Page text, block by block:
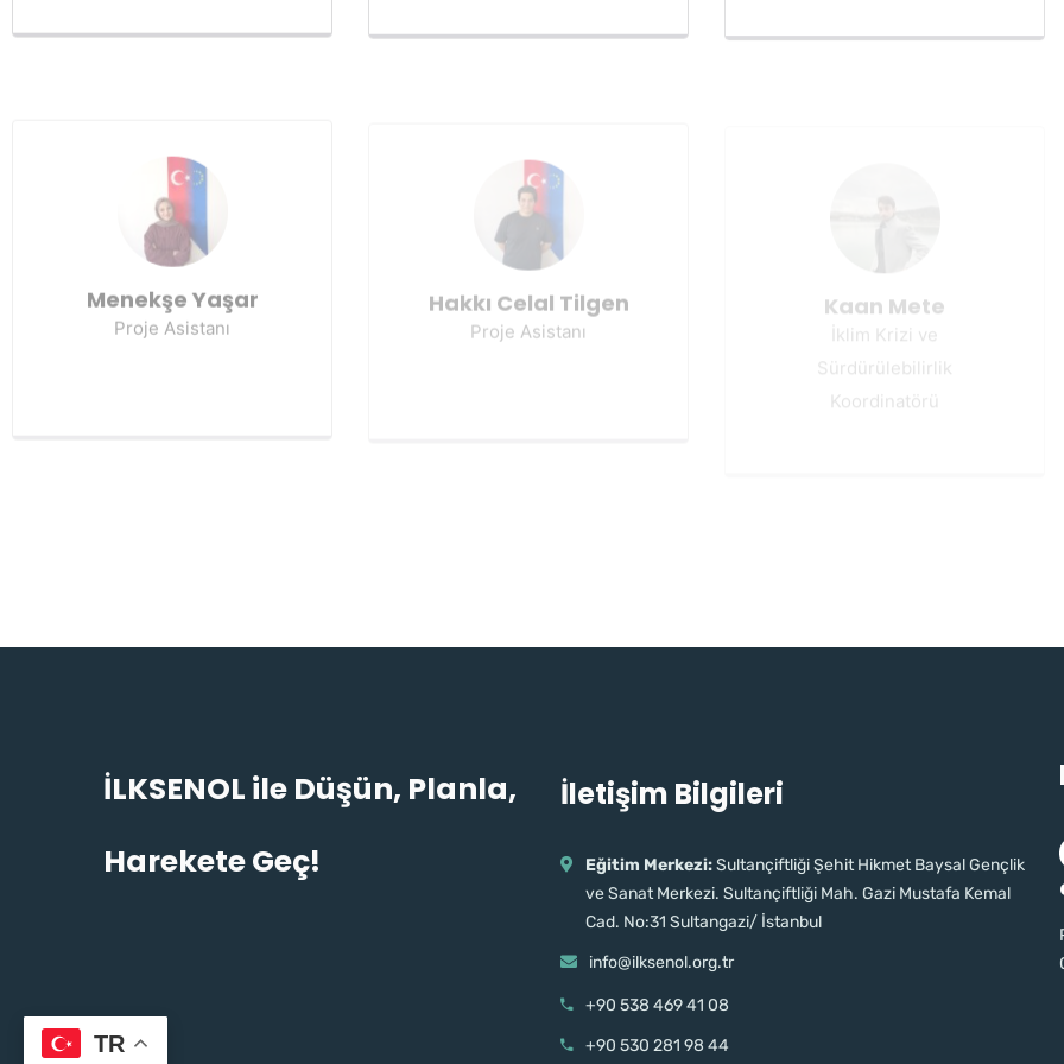
Menekşe Yaşar
Proje Asistanı
Hakkı Celal Tilgen
Proje Asistanı
İklim Krizi ve
Sürdürülebilirlik
Koordinatörü
İLKSENOL ile Düşün, Planla,
Harekete Geç!
İletişim Bilgileri
Eğitim Merkezi:Sultançiftliği Şehit Hikmet Baysal Gençlik
ve Sanat Merkezi. Sultançiftliği Mah. Gazi Mustafa Kemal
Cad. No:31 Sultangazi/ İstanbul
info@ilksenol.org.tr
+90 538 469 41 08
+90 530 281 98 44
TR